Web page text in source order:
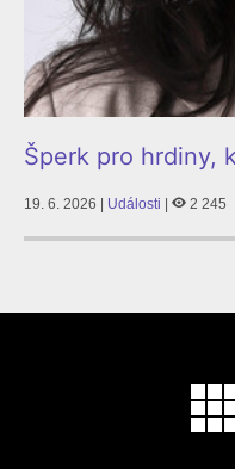
Šperk pro hrdiny,
19. 6. 2026 | Události 2 245